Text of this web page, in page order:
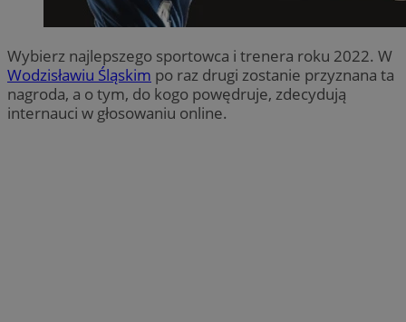
Wybierz najlepszego sportowca i trenera roku 2022. W
Wodzisławiu Śląskim po raz drugi zostanie przyznana ta
nagroda, a o tym, do kogo powędruje, zdecydują
internauci w głosowaniu online.